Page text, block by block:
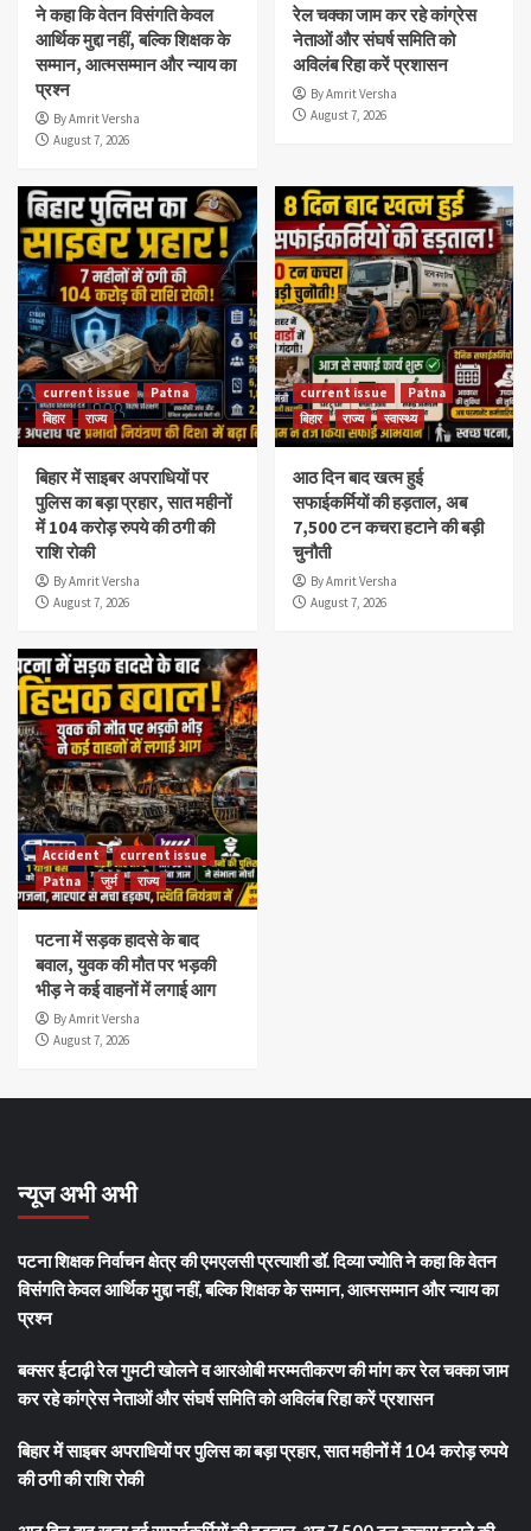
ने कहा कि वेतन विसंगति केवल
आर्थिक मुद्दा नहीं, बल्कि शिक्षक के
सम्मान, आत्मसम्मान और न्याय का
प्रश्न
By Amrit Versha
August 7, 2026
रेल चक्का जाम कर रहे कांग्रेस
नेताओं और संघर्ष समिति को
अविलंब रिहा करें प्रशासन
By Amrit Versha
August 7, 2026
current issue
Patna
बिहार
राज्य
बिहार में साइबर अपराधियों पर
पुलिस का बड़ा प्रहार, सात महीनों
में 104 करोड़ रुपये की ठगी की
राशि रोकी
By Amrit Versha
August 7, 2026
current issue
Patna
बिहार
राज्य स्वास्थ्य
आठ दिन बाद खत्म हुई
सफाईकर्मियों की हड़ताल, अब
7,500 टन कचरा हटाने की बड़ी
चुनौती
By Amrit Versha
August 7, 2026
Accident
current issue
Patna
जुर्म राज्य
पटना में सड़क हादसे के बाद
बवाल, युवक की मौत पर भड़की
भीड़ ने कई वाहनों में लगाई आग
By Amrit Versha
August 7, 2026
न्यूज अभी अभी
पटना शिक्षक निर्वाचन क्षेत्र की एमएलसी प्रत्याशी डॉ. दिव्या ज्योति ने कहा कि वेतन
विसंगति केवल आर्थिक मुद्दा नहीं, बल्कि शिक्षक के सम्मान, आत्मसम्मान और न्याय का
प्रश्न
बक्सर ईटाढ़ी रेल गुमटी खोलने व आरओबी मरम्मतीकरण की मांग कर रेल चक्का जाम
कर रहे कांग्रेस नेताओं और संघर्ष समिति को अविलंब रिहा करें प्रशासन
बिहार में साइबर अपराधियों पर पुलिस का बड़ा प्रहार, सात महीनों में 104 करोड़ रुपये
की ठगी की राशि रोकी